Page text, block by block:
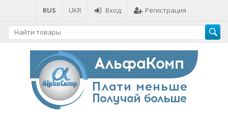
RUS UKR Вход Регистрация